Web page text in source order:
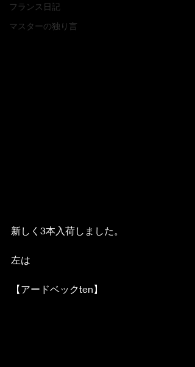
フランス日記
マスターの独り言
新しく3本入荷しました。
左は
【アードベックten】